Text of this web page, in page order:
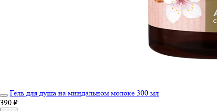
Гель для душа на миндальном молоке 300 мл
390 ₽